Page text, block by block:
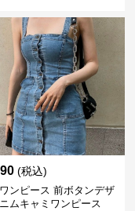
(税込)
ンピース 前ボタンデザ
ムキャミワンピース